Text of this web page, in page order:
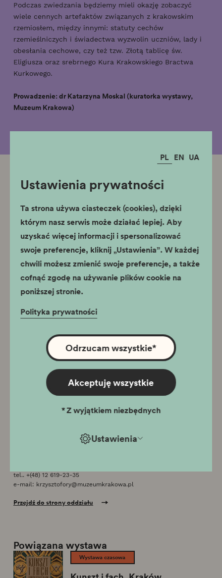
PL EN UA
Ustawienia prywatności
Ta strona używa ciasteczek (cookies), dzięki
którym nasz serwis może działać lepiej. Aby
uzyskać więcej informacji i spersonalizować
swoje preferencje, kliknij „Ustawienia”. W każdej
chwili możesz zmienić swoje preferencje, a także
cofnąć zgodę na używanie plików cookie na
poniższej stronie.
Polityka prywatności
Ustawienia
Odrzucam wszystkie*
Akceptuję wszystkie
*Z wyjątkiem niezbędnych
Podczas zwiedzania będziemy mieli okazję zobaczyć
wiele cennych artefaktów związanych z krakowskim
rzemiosłem, między innymi: statuty cechów
rzemieślniczych i świadectwa wyzwolin uczniów, lady i
obesłania cechowe, czy też tzw. Złotą tablicę św.
Eligiusza oraz srebrnego Kura Krakowskiego Bractwa
Kurkowego.
Prowadzenie: dr Katarzyna Moskal (kuratorka wystawy,
Muzeum Krakowa)
Powiązane oddziały
Pałac Krzysztofory
Godziny otwarcia
Wystawa stała: wtorek - niedziela 10:00 - 18:00
Ostatnie wejście dla zwiedzających indywidualnych o godz.
31 grudnia Sylwester: wystawa stała 10:00 - 15:00, wystawa
szopek 9:00 - 15:00
tel.. +(48) 12 619-23-35
e-mail: krzysztofory@muzeumkrakowa.pl
Przejdź do strony oddziału
Powiązana wystawa
Wystawa czasowa